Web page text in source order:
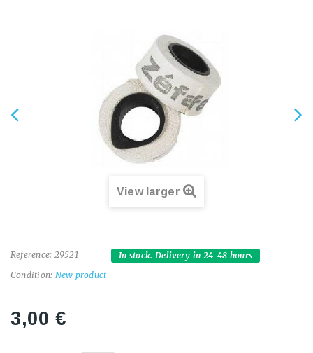
View larger
Reference: 29521
Condition: New product
In stock. Delivery in 24-48 hours
3,00 €